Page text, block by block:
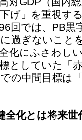
げ」を重視す
回では、PB黒
過ぎないこと
化にふさわし
としていた「
の中間目標は
化とは将来世